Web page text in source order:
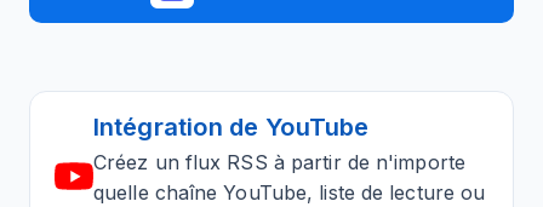
Intégration de YouTube
Créez un flux RSS à partir de n'importe
quelle chaîne YouTube, liste de lecture ou